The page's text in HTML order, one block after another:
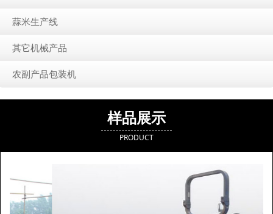
蒜米生产线
其它机械产品
农副产品包装机
样品展示
PRODUCT